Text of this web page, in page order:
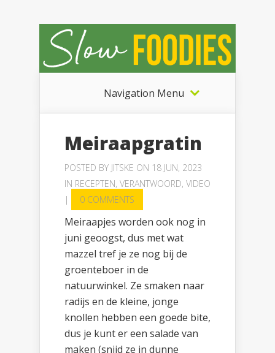
Navigation Menu
Meiraapgratin
POSTED BY JITSKE ON 18 JUN, 2023
IN RECEPTEN, VERANTWOORD, VIDEO
|
0 COMMENTS
Meiraapjes worden ook nog in
juni geoogst, dus met wat
mazzel tref je ze nog bij de
groenteboer in de
natuurwinkel. Ze smaken naar
radijs en de kleine, jonge
knollen hebben een goede bite,
dus je kunt er een salade van
maken (snijd ze in dunne